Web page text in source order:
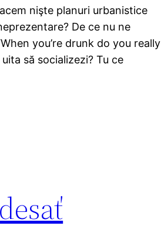
nişte planuri urbanistice
De ce nu ne
you’re drunk do you really
să socializezi? Tu ce